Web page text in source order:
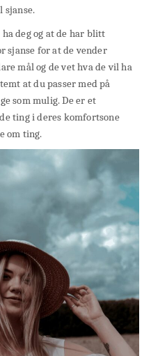
sjanse.
deg og at de har blitt
sjanse for at de vender
mål og de vet hva de vil ha
at du passer med på
som mulig. De er et
ting i deres komfortsone
om ting.